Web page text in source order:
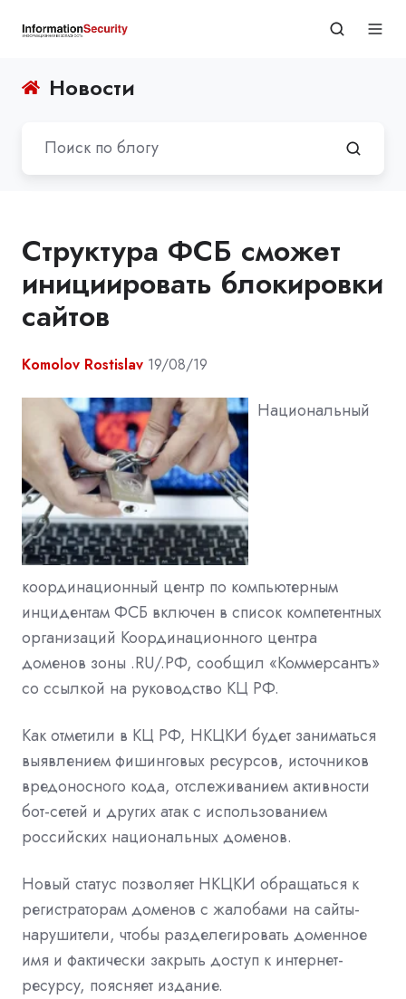
Новости
Структура ФСБ сможет
инициировать блокировки
сайтов
Komolov Rostislav 19/08/19
Национальный
координационный центр по компьютерным
инцидентам ФСБ включен в список компетентных
организаций Координационного центра
доменов зоны .RU/.РФ, сообщил «Коммерсантъ»
со ссылкой на руководство КЦ РФ.
Как отметили в КЦ РФ, НКЦКИ будет заниматься
выявлением фишинговых ресурсов, источников
вредоносного кода, отслеживанием активности
бот-сетей и других атак с использованием
российских национальных доменов.
Новый статус позволяет НКЦКИ обращаться к
регистраторам доменов с жалобами на сайты-
нарушители, чтобы разделегировать доменное
имя и фактически закрыть доступ к интернет-
ресурсу, поясняет издание.